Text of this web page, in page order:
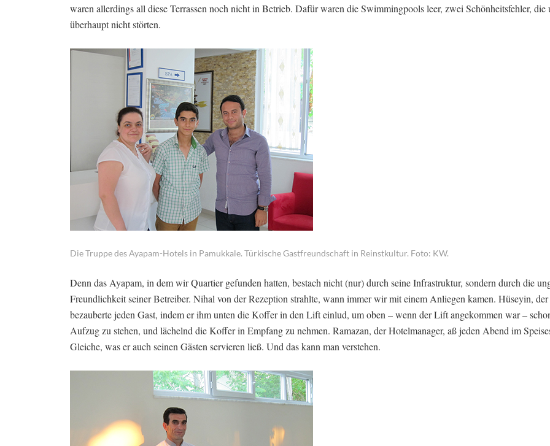
waren allerdings all diese Terrassen noch nicht in Betrieb. Dafür waren die Swimmingpools leer, zwei Schönheitsfehler, die
überhaupt nicht störten.
Die Truppe des Ayapam-Hotels in Pamukkale. Türkische Gastfreundschaft in Reinstkultur. Foto: KW.
Denn das Ayapam, in dem wir Quartier gefunden hatten, bestach nicht (nur) durch seine Infrastruktur, sondern durch die
Freundlichkeit seiner Betreiber. Nihal von der Rezeption strahlte, wann immer wir mit einem Anliegen kamen. Hüseyin,
bezauberte jeden Gast, indem er ihm unten die Koffer in den Lift einlud, um oben – wenn der Lift angekommen war –
Aufzug zu stehen, und lächelnd die Koffer in Empfang zu nehmen. Ramazan, der Hotelmanager, aß jeden Abend im
Gleiche, was er auch seinen Gästen servieren ließ. Und das kann man verstehen.